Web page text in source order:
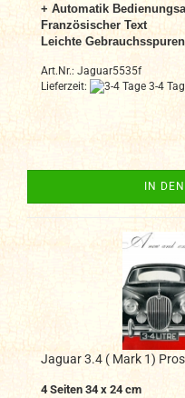
+ Automatik
Französischer Text
Leichte Gebrauchsspuren
Art.Nr.: Jaguar5535f
Lieferzeit:
3-4
IN
Jaguar 3.4 ( Mark 1)
4 Seiten 34 x 24 cm